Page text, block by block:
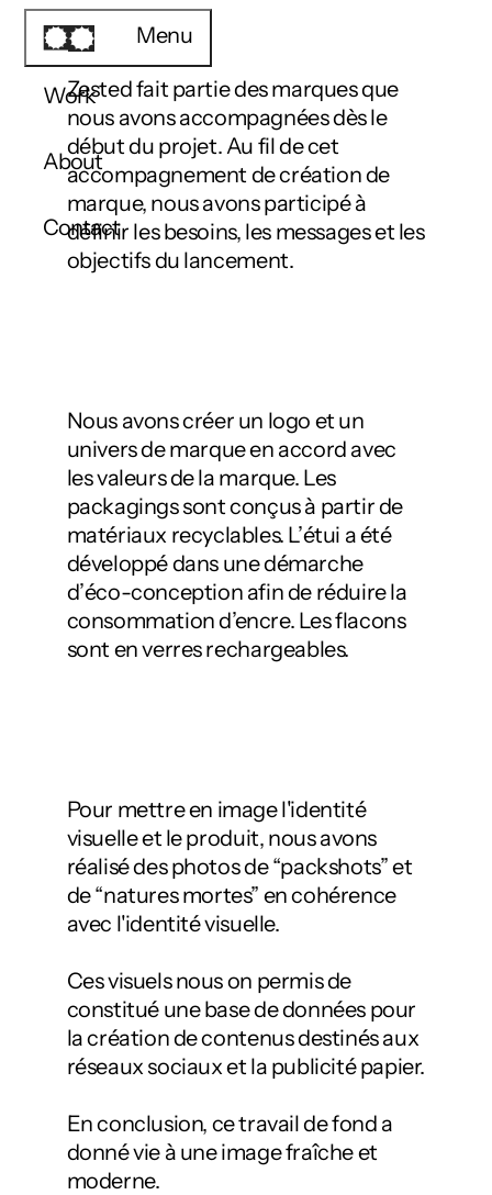
Zested fait partie des marques que
nous avons accompagnées dès le
début du projet. Au fil de cet
accompagnement de création de
marque, nous avons participé à
définir les besoins, les messages et les
objectifs du lancement.
Nous avons créer un logo et un
univers de marque en accord avec
les valeurs de la marque. Les
packagings sont conçus à partir de
matériaux recyclables. L’étui a été
développé dans une démarche
d’éco-conception afin de réduire la
consommation d’encre. Les flacons
sont en verres rechargeables.
Pour mettre en image l'identité
visuelle et le produit, nous avons
réalisé des photos de “packshots” et
de “natures mortes” en cohérence
avec l'identité visuelle.
Ces visuels nous on permis de
constitué une base de données pour
la création de contenus destinés aux
réseaux sociaux et la publicité papier.
En conclusion, ce travail de fond a
donné vie à une image fraîche et
moderne.
Menu
Work
About
Contact